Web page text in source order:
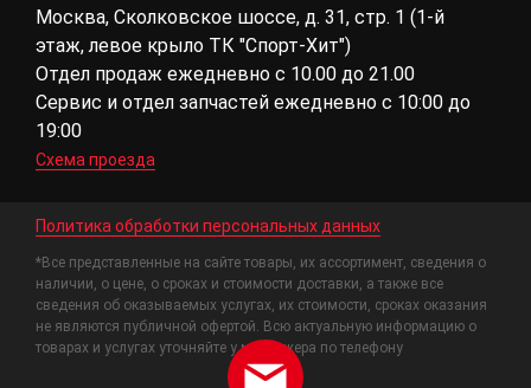
Москва, Сколковское шоссе, д. 31, стр. 1 (1-й
этаж, левое крыло ТК "Спорт-Хит")
Отдел продаж ежедневно с 10.00 до 21.00
Сервис и отдел запчастей ежедневно с 10:00 до
19:00
Схема проезда
Политика обработки персональных данных
*Все представленные на сайте товары, их ассортимент, сведения о
наличии, о цене, о сроках и стоимости доставки, а также все
сведения об оказываемых услугах, их стоимости, сроках оказания
не являются публичной офертой. Всю актуальную информацию о
товарах и услугах уточняйте у менеджера по телефону